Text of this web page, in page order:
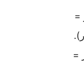
=
=